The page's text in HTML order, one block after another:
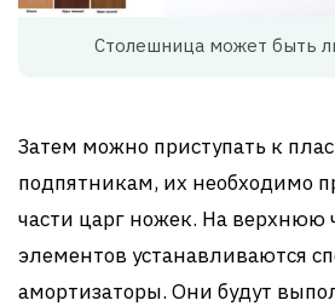
Столешница может быть
Затем можно приступать к
подпятникам, их необходимо
части царг ножек. На верхнюю
элементов устанавливаются
амортизаторы. Они будут